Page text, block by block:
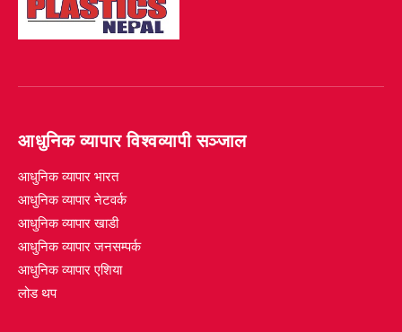
आधुनिक व्यापार विश्वव्यापी सञ्जाल
आधुनिक व्यापार भारत
आधुनिक व्यापार नेटवर्क
आधुनिक व्यापार खाडी
आधुनिक व्यापार जनसम्पर्क
आधुनिक व्यापार एशिया
लोड थप